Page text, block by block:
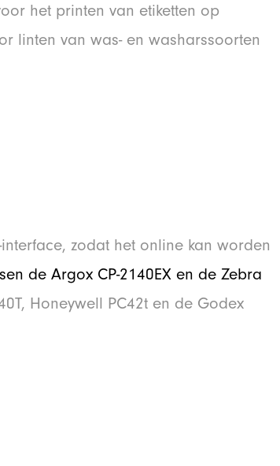
het printen van etiketten op
linten van was- en washarssoorten
zodat het online kan worden
de Argox CP-2140EX en de Zebra
Honeywell PC42t en de Godex